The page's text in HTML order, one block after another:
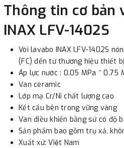
Thông tin cơ bản
INAX LFV-1402S
Vòi lavabo INAX LFV-1402S
(FC) đến từ thương hiệu thiết
Áp lực nước : 0.05 MPa ~ 0.75
Van ceramic
Lớp mạ Cr/Ni chất lượng cao
Kết cấu bên trong vững vàng
Van điều khiển bằng sứ có độ
Sản phẩm bao gồm trụ xả,
Xuất xứ: Việt Nam